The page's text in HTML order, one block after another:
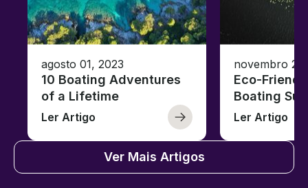
agosto 01, 2023
10 Boating Adventures
of a Lifetime
Ler Artigo
novembro
Eco-
Boating
Ler Artigo
Ver Mais Artigos